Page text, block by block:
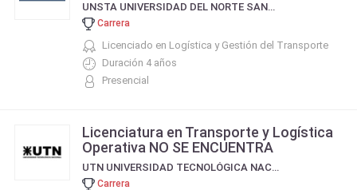
UNSTA UNIVERSIDAD DEL NORTE SANTO TOMÁS DE AQUINO
Carrera
Licenciado en Logística y Gestión del Transporte
Duración 4 años
Presencial
Licenciatura en Transporte y Logística
Operativa NO SE ENCUENTRA
UTN UNIVERSIDAD TECNOLÓGICA NACIONAL
Carrera